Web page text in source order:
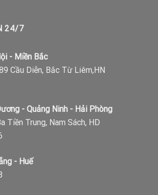
24/7
- Miền Bắc
Cầu Diễn, Bắc Từ Liêm,HN
- Quảng Ninh - Hải Phòng
Tiền Trung, Nam Sách, HD
- Huế